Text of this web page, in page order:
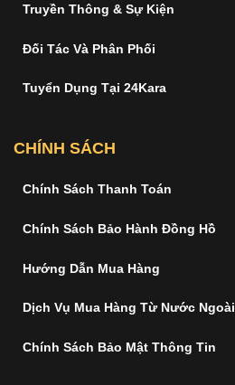
Truyền Thông & Sự Kiện
Đối Tác Và Phân Phối
Tuyển Dụng Tại 24Kara
CHÍNH SÁCH
Chính Sách Thanh Toán
Chính Sách Bảo Hành Đồng Hồ
Hướng Dẫn Mua Hàng
Dịch Vụ Mua Hàng Từ Nước Ngoài
Chính Sách Bảo Mật Thông Tin